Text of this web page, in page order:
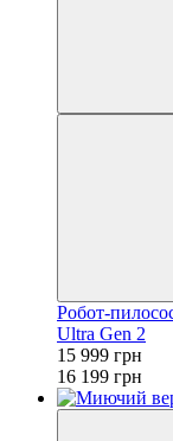
Робот-
Ultra Gen 2
15 999 грн
16 199 грн